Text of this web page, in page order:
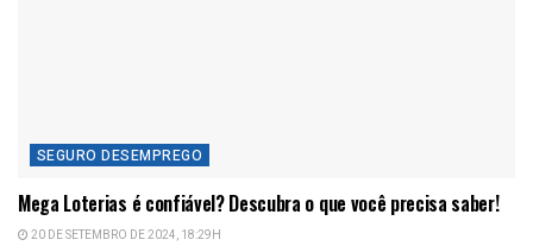
SEGURO DESEMPREGO
Mega Loterias é confiável? Descubra o que você precisa saber!
20 DE SETEMBRO DE 2024, 18:29H